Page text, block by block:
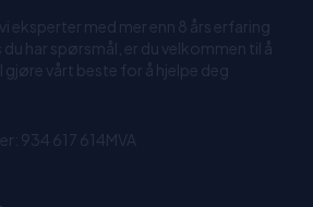
eksperter med mer enn 8 års erfaring
du har spørsmål, er du velkommen til å
vårt beste for å hjelpe deg
934 617 614MVA